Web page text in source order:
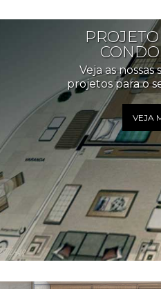
Veja as
projetos para o
VEJA